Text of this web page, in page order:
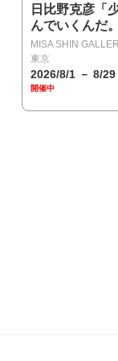
日比野克彦「
んでいくんだ。
MISA SHIN
東京
2026/8/1 － 8/29
開催中